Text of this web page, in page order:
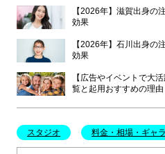
【2026年】滋賀出身の
効果
【2026年】石川出身の
効果
【広告やイベントで大
覧と起用おすすめの理由
スタジオ 料金・相場・ギャラ